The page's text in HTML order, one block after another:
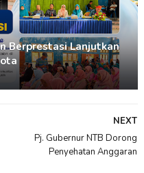
Berprestasi Lanjutkan
NEXT
Pj. Gubernur NTB Dorong
Penyehatan Anggaran